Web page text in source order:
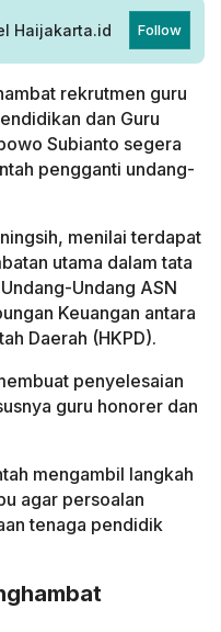
Haijakarta.id Follow
rekrutmen guru
dan Guru
Subianto segera
pengganti undang-
menilai terdapat
utama dalam tata
Undang ASN
Keuangan antara
Daerah (HKPD).
penyelesaian
guru honorer dan
mengambil langkah
agar persoalan
tenaga pendidik